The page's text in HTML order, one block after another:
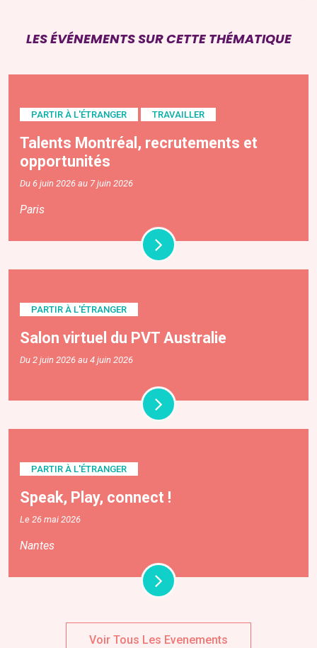
LES ÉVÉNEMENTS SUR CETTE THÉMATIQUE
PARTIR À L'ÉTRANGER TRAVAILLER
Talents Montréal, recrutements et
opportunités
Du 6 juin 2026 au 7 juin 2026
Paris
PARTIR À L'ÉTRANGER
Salon virtuel du PVT Australie
Du 2 juin 2026 au 4 juin 2026
PARTIR À L'ÉTRANGER
Speak, Play, connect !
Le 26 mai 2026
Nantes
Voir Tous Les Evenements